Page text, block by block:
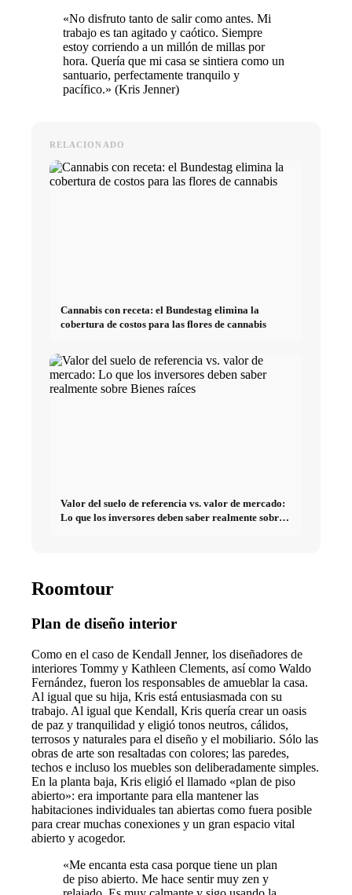
«No disfruto tanto de salir como antes. Mi
trabajo es tan agitado y caótico. Siempre
estoy corriendo a un millón de millas por
hora. Quería que mi casa se sintiera como un
santuario, perfectamente tranquilo y
pacífico.» (Kris Jenner)
RELACIONADO
Cannabis con receta: el Bundestag elimina la
cobertura de costos para las flores de cannabis
Valor del suelo de referencia vs. valor de mercado:
Lo que los inversores deben saber realmente sobre
Roomtour
Plan de diseño interior
Como en el caso de Kendall Jenner, los diseñadores de
interiores Tommy y Kathleen Clements, así como Waldo
Fernández, fueron los responsables de amueblar la casa.
Al igual que su hija, Kris está entusiasmada con su
trabajo. Al igual que Kendall, Kris quería crear un oasis
de paz y tranquilidad y eligió tonos neutros, cálidos,
terrosos y naturales para el diseño y el mobiliario. Sólo las
obras de arte son resaltadas con colores; las paredes,
techos e incluso los muebles son deliberadamente simples.
En la planta baja, Kris eligió el llamado «plan de piso
abierto»: era importante para ella mantener las
habitaciones individuales tan abiertas como fuera posible
para crear muchas conexiones y un gran espacio vital
abierto y acogedor.
«Me encanta esta casa porque tiene un plan
de piso abierto. Me hace sentir muy zen y